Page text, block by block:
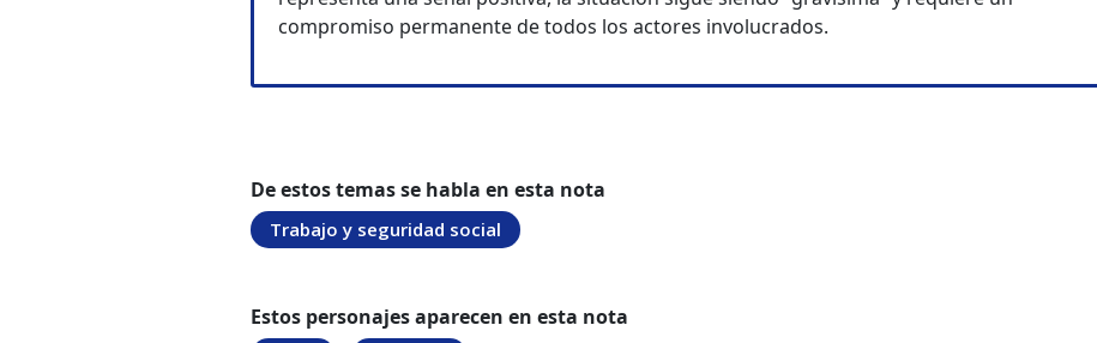
compromiso permanente de todos los actores involucrados.
De estos temas se habla en esta nota
Trabajo y seguridad social
Estos personajes aparecen en esta nota